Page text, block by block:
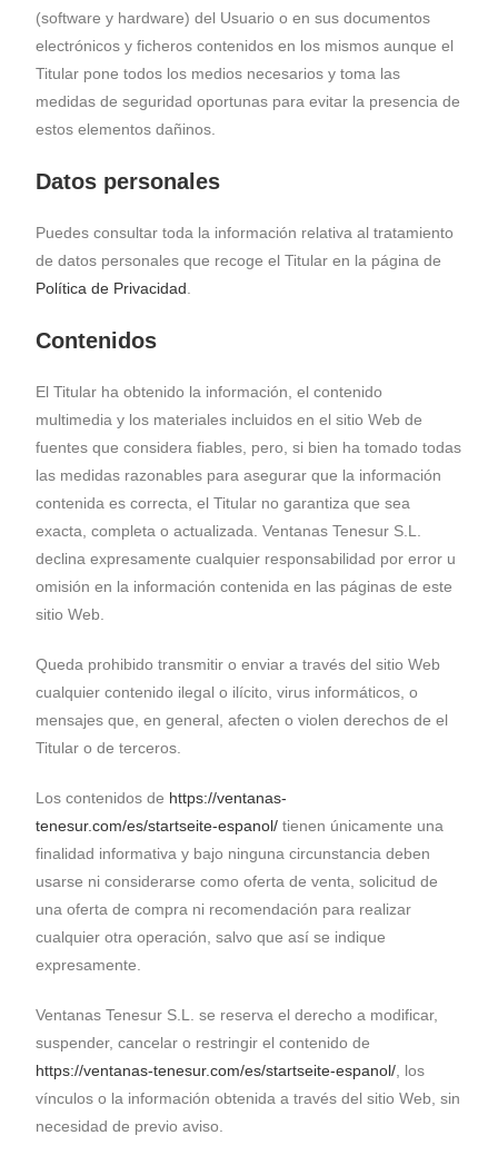
(software y hardware) del Usuario o en sus documentos
electrónicos y ficheros contenidos en los mismos aunque el
Titular pone todos los medios necesarios y toma las
medidas de seguridad oportunas para evitar la presencia de
estos elementos dañinos.
Datos personales
Puedes consultar toda la información relativa al tratamiento
de datos personales que recoge el Titular en la página de
Política de Privacidad
Contenidos
El Titular ha obtenido la información, el contenido
multimedia y los materiales incluidos en el sitio Web de
fuentes que considera fiables, pero, si bien ha tomado todas
las medidas razonables para asegurar que la información
contenida es correcta, el Titular no garantiza que sea
exacta, completa o actualizada. Ventanas Tenesur S.L.
declina expresamente cualquier responsabilidad por error u
omisión en la información contenida en las páginas de este
sitio Web.
Queda prohibido transmitir o enviar a través del sitio Web
cualquier contenido ilegal o ilícito, virus informáticos, o
mensajes que, en general, afecten o violen derechos de el
Titular o de terceros.
Los contenidos de https://ventanas-
tenesur.com/es/startseite-espanol/ tienen únicamente una
finalidad informativa y bajo ninguna circunstancia deben
usarse ni considerarse como oferta de venta, solicitud de
una oferta de compra ni recomendación para realizar
cualquier otra operación, salvo que así se indique
expresamente.
Ventanas Tenesur S.L. se reserva el derecho a modificar,
suspender, cancelar o restringir el contenido de
https://ventanas-tenesur.com/es/startseite-espanol/ , los
vínculos o la información obtenida a través del sitio Web, sin
necesidad de previo aviso.